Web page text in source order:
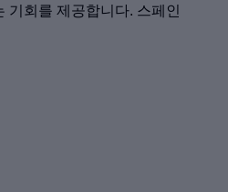
기회를 제공합니다. 스페인